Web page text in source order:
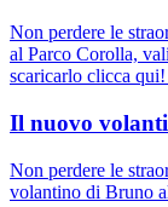
Non perdere le
al Parco Corolla,
scaricarlo clicca
Il nuovo
Non perdere le
volantino di Bruno